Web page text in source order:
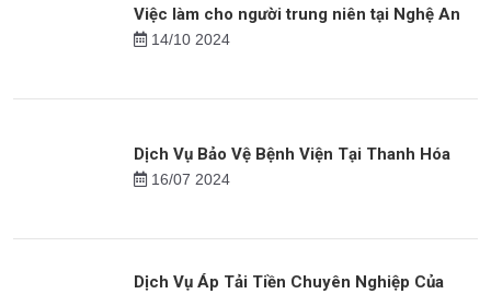
Việc làm cho người trung niên tại Nghệ An
14/10 2024
Dịch Vụ Bảo Vệ Bệnh Viện Tại Thanh Hóa
16/07 2024
Dịch Vụ Áp Tải Tiền Chuyên Nghiệp Của